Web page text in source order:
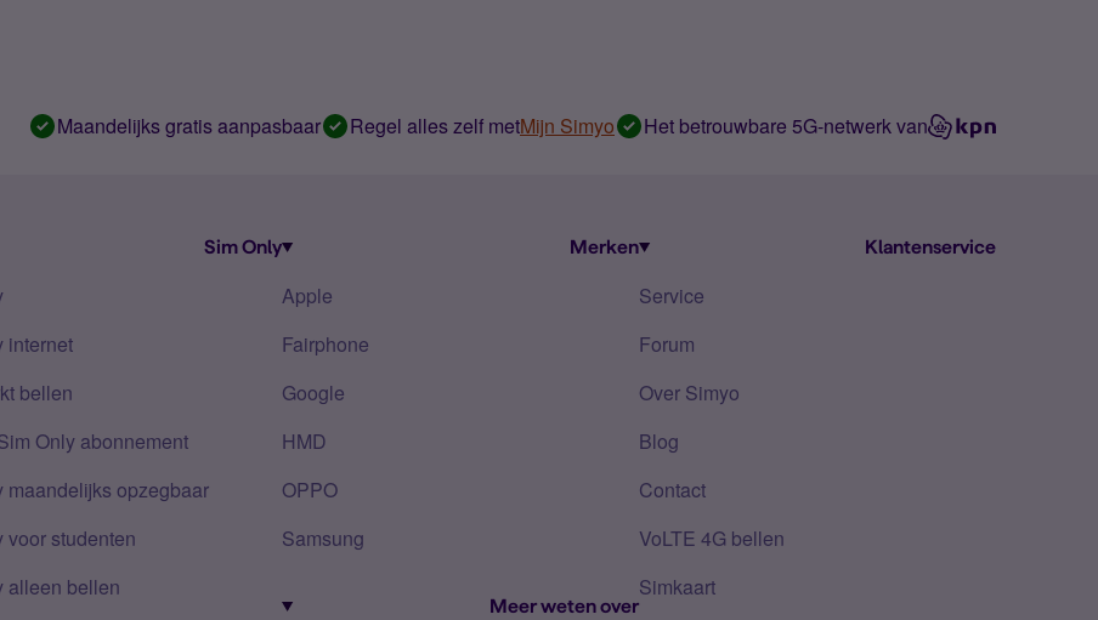
Maandelijks gratis aanpasbaar Regel alles zelf metMijn Simyo Het betrouwbare 5G-netwerk van
Sim Only
internet
bellen
Only abonnement
maandelijks opzegbaar
voor studenten
alleen bellen
Merken
Apple
Fairphone
Google
HMD
OPPO
Samsung
Meer weten over
Klantenservice
Service
Forum
Over Simyo
Blog
Contact
VoLTE 4G bellen
Simkaart